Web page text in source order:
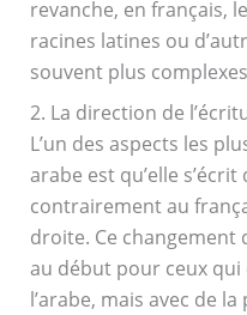
revanche, en français,
racines latines ou
souvent plus
2. La direction de
L’un des aspects les
arabe est qu’elle
contrairement au
droite. Ce
au début pour ceux
l’arabe, mais avec de